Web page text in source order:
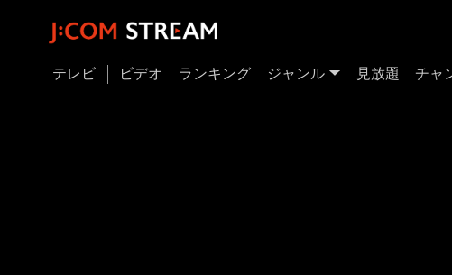
テレビ ビデオ ランキング ジャンル 見放題 チャ